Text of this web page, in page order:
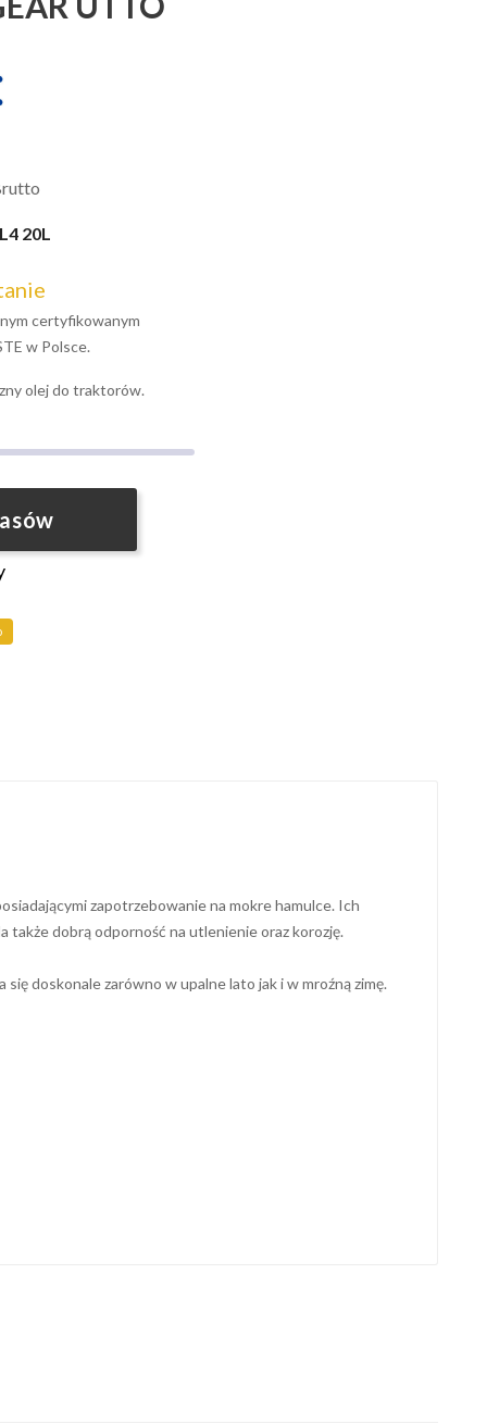
20L
certyfikowanym
w Polsce.
olej do traktorów.
zapotrzebowanie na mokre hamulce. Ich
także dobrą odporność na utlenienie oraz korozję.
doskonale zarówno w upalne lato jak i w mroźną zimę.